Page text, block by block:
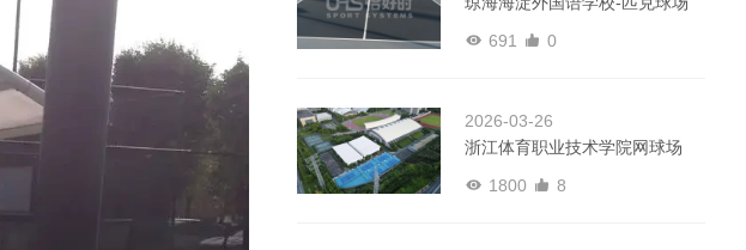
691
0
2026-03-26
浙江体育职业技术学院网球场
1800
8